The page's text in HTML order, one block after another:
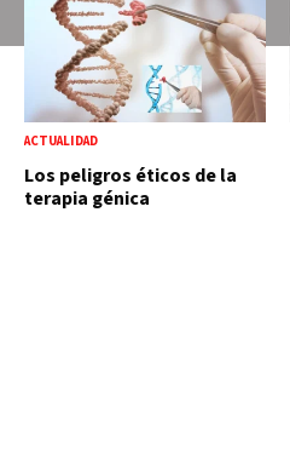
ACTUALIDAD
Los peligros éticos de la
terapia génica